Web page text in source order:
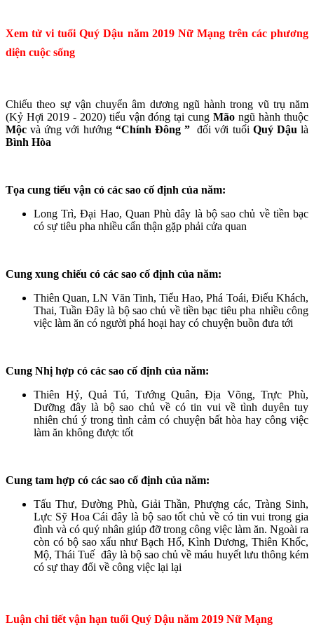
Xem tử vi tuổi Quý Dậu năm 2019 Nữ Mạng trên các phương
diện cuộc sống
Chiếu theo sự vận chuyển âm dương ngũ hành trong vũ trụ năm
(Kỷ Hợi 2019 - 2020) tiểu vận đóng tại cungMãongũ hành thuộc
Mộc và ứng với hướng “Chính Đông ”đối với tuổi Quý Dậulà
Bình Hòa
Tọa cung tiểu vận có các sao cố định của năm:
Long Trì, Đại Hao, Quan Phù đây là bộ sao chủ về tiền bạc
có sự tiêu pha nhiều cẩn thận gặp phải cửa quan
Cung xung chiếu có các sao cố định của năm:
Thiên Quan, LN Văn Tinh, Tiểu Hao, Phá Toái, Điếu Khách,
Thai, Tuần Đây là bộ sao chủ về tiền bạc tiêu pha nhiều công
việc làm ăn có người phá hoại hay có chuyện buồn đưa tới
Cung Nhị hợp có các sao cố định của năm:
Thiên Hỷ, Quả Tú, Tướng Quân, Địa Võng, Trực Phù,
Dưỡng đây là bộ sao chủ về có tin vui về tình duyên tuy
nhiên chú ý trong tình cảm có chuyện bất hòa hay công việc
làm ăn không được tốt
Cung tam hợp có các sao cố định của năm:
Tấu Thư, Đường Phù, Giải Thần, Phượng các, Tràng Sinh,
Lực Sỹ Hoa Cái đây là bộ sao tốt chủ về có tin vui trong gia
đình và có quý nhân giúp đỡ trong công việc làm ăn. Ngoài ra
còn có bộ sao xấu như Bạch Hổ, Kình Dương, Thiên Khốc,
Mộ, Thái Tuế đây là bộ sao chủ về máu huyết lưu thông kém
có sự thay đổi về công việc lại lại
Luận chi tiết vận hạn tuổi Quý Dậu năm 2019 Nữ Mạng